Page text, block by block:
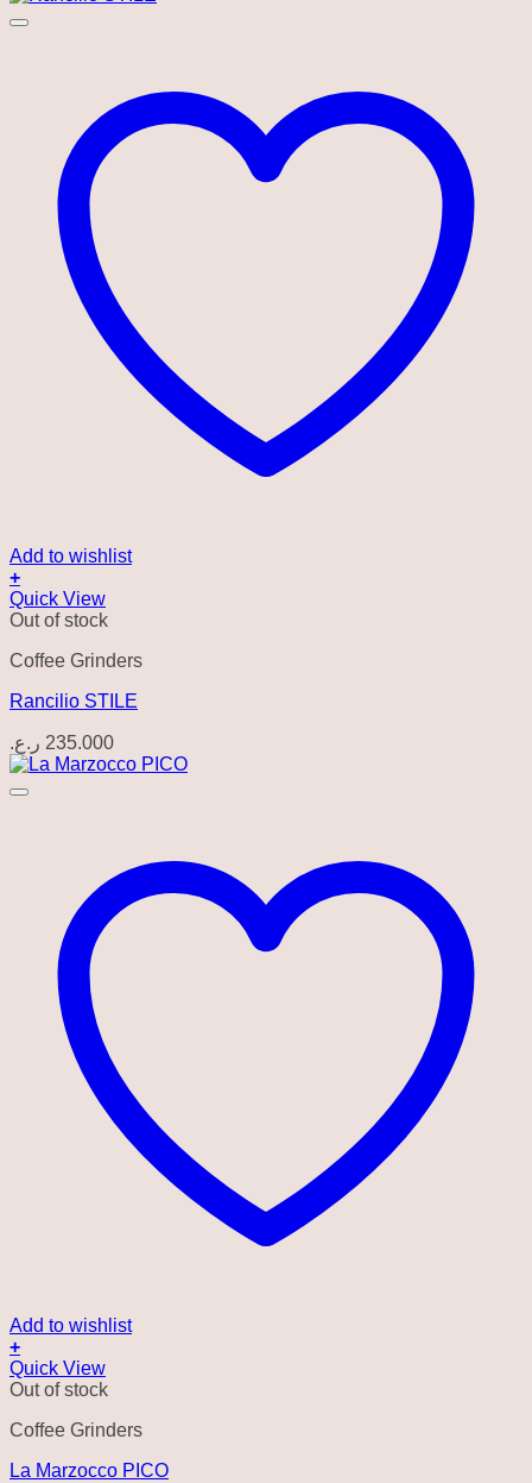
Add to wishlist
+
Quick View
Out of stock
Coffee Grinders
Rancilio STILE
235.000 ر.ع.
Add to wishlist
+
Quick View
Out of stock
Coffee Grinders
La Marzocco PICO